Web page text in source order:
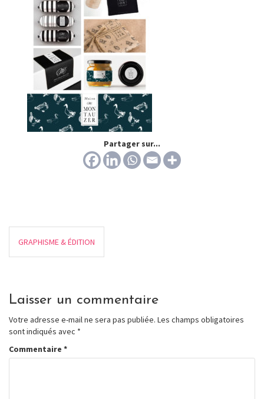
Partager sur...
GRAPHISME & ÉDITION
Laisser un commentaire
Votre adresse e-mail ne sera pas publiée. Les champs obligatoires
sont indiqués avec *
Commentaire *